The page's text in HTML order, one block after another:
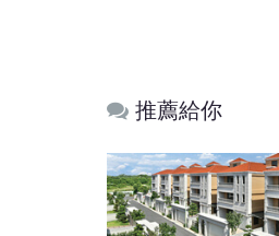
推薦給你